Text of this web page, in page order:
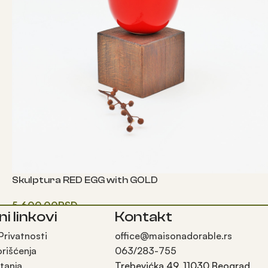
Skulptura RED EGG with GOLD
5,600.00RSD
Одаберите опције
linkovi Kontakt
office@maisonadorable.rs
063/283-755
Trebevićka 49, 11030 Beograd